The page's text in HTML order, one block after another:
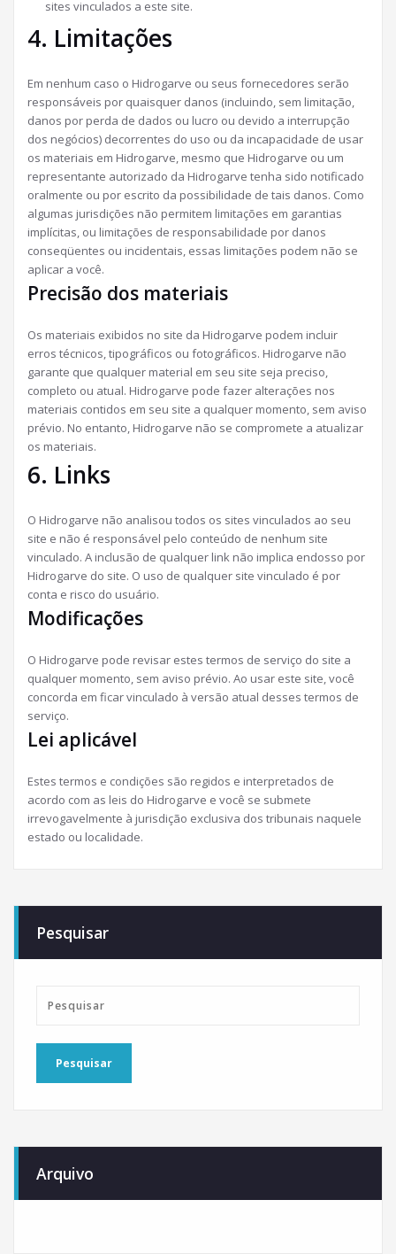
sites vinculados a este site.
4. Limitações
Em nenhum caso o Hidrogarve ou seus fornecedores serão
responsáveis ​​por quaisquer danos (incluindo, sem limitação,
danos por perda de dados ou lucro ou devido a interrupção
dos negócios) decorrentes do uso ou da incapacidade de usar
os materiais em Hidrogarve, mesmo que Hidrogarve ou um
representante autorizado da Hidrogarve tenha sido notificado
oralmente ou por escrito da possibilidade de tais danos. Como
algumas jurisdições não permitem limitações em garantias
implícitas, ou limitações de responsabilidade por danos
conseqüentes ou incidentais, essas limitações podem não se
aplicar a você.
Precisão dos materiais
Os materiais exibidos no site da Hidrogarve podem incluir
erros técnicos, tipográficos ou fotográficos. Hidrogarve não
garante que qualquer material em seu site seja preciso,
completo ou atual. Hidrogarve pode fazer alterações nos
materiais contidos em seu site a qualquer momento, sem aviso
prévio. No entanto, Hidrogarve não se compromete a atualizar
os materiais.
6. Links
O Hidrogarve não analisou todos os sites vinculados ao seu
site e não é responsável pelo conteúdo de nenhum site
vinculado. A inclusão de qualquer link não implica endosso por
Hidrogarve do site. O uso de qualquer site vinculado é por
conta e risco do usuário.
Modificações
O Hidrogarve pode revisar estes termos de serviço do site a
qualquer momento, sem aviso prévio. Ao usar este site, você
concorda em ficar vinculado à versão atual desses termos de
serviço.
Lei aplicável
Estes termos e condições são regidos e interpretados de
acordo com as leis do Hidrogarve e você se submete
irrevogavelmente à jurisdição exclusiva dos tribunais naquele
estado ou localidade.
Pesquisar
Arquivo